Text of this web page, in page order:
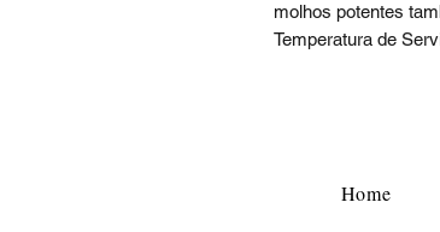
molhos potentes
Temperatura de
Home